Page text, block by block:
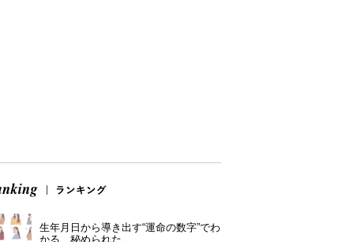
生年月日から導き出す“運命の数字”でわ
かる、秘められた...